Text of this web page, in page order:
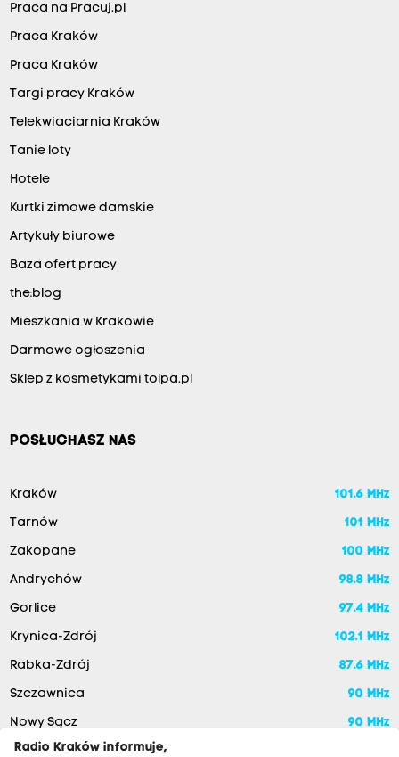
Praca na Pracuj.pl
Praca Kraków
Praca Kraków
Targi pracy Kraków
Telekwiaciarnia Kraków
Tanie loty
Hotele
Kurtki zimowe damskie
Artykuły biurowe
Baza ofert pracy
the:blog
Mieszkania w Krakowie
Darmowe ogłoszenia
Sklep z kosmetykami tolpa.pl
POSŁUCHASZ NAS
Kraków 101.6 MHz
Tarnów 101 MHz
Zakopane 100 MHz
Andrychów 98.8 MHz
Gorlice 97.4 MHz
Krynica-Zdrój 102.1 MHz
Rabka-Zdrój 87.6 MHz
Szczawnica 90 MHz
Nowy Sącz
90 MHz
Radio Kraków informuje,